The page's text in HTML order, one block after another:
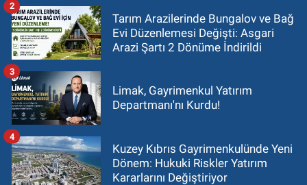
Tarım Arazilerinde Bungalov ve Bağ
Evi Düzenlemesi Değişti: Asgari
Arazi Şartı 2 Dönüme İndirildi
2
Limak, Gayrimenkul Yatırım
Departmanı'nı Kurdu!
3
Kuzey Kıbrıs Gayrimenkulünde Yeni
Dönem: Hukuki Riskler Yatırım
Kararlarını Değiştiriyor
4